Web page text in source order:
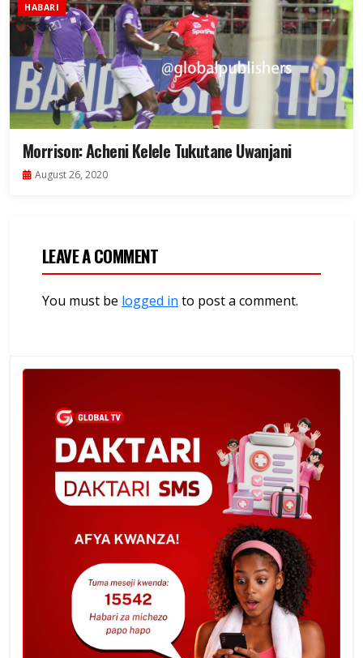
HABARI
Morrison: Acheni Kelele Tukutane Uwanjani
August 26, 2020
LEAVE A COMMENT
You must be logged in to post a comment.